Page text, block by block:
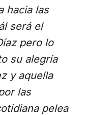
hacia las
será el
pero lo
su alegría
y aquella
las
pelea